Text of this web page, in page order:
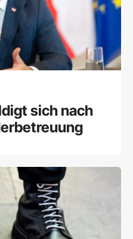
sich nach